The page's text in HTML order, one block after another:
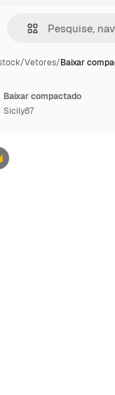
/Vetores/Baixar
Baixar compactado
Sicily87